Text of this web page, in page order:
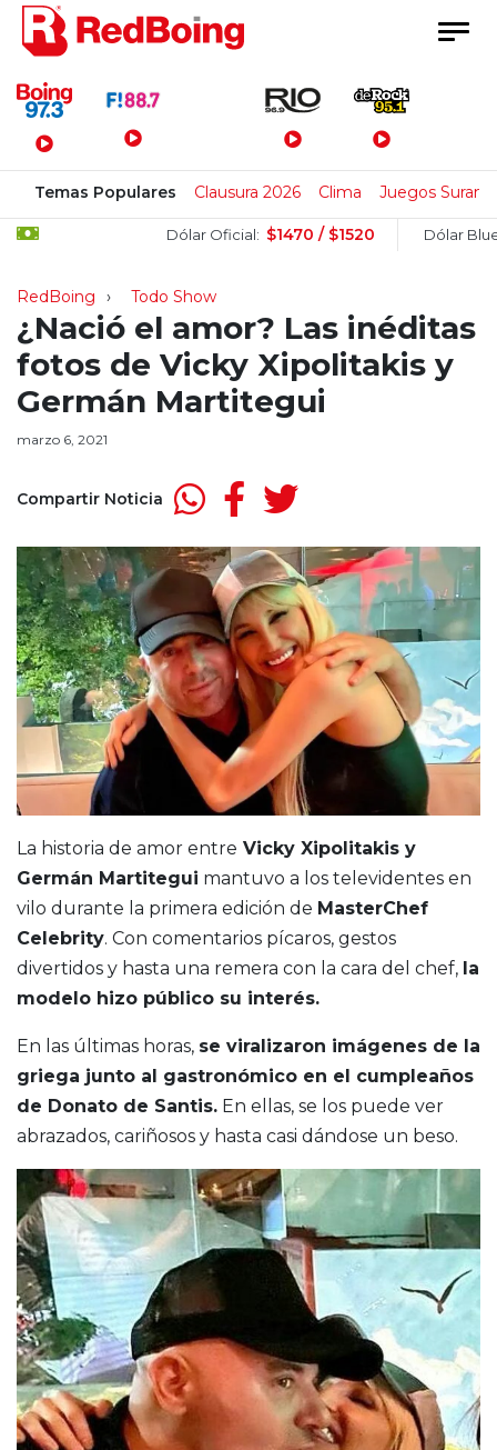
Menú Principal
Temas Populares Clausura 2026 Clima Juegos
Dólar Oficial: $1470 / $1520 Dólar Blue:
RedBoing Todo Show
¿Nació el amor? Las inéditas
fotos de Vicky Xipolitakis y
Germán Martitegui
marzo 6, 2021
Compartir Noticia
La historia de amor entre Vicky Xipolitakis y
Germán Martitegui mantuvo a los televidentes en
vilo durante la primera edición de MasterChef
Celebrity. Con comentarios pícaros, gestos
divertidos y hasta una remera con la cara del chef, la
modelo hizo público su interés.
En las últimas horas, se viralizaron imágenes de la
griega junto al gastronómico en el cumpleaños
de Donato de Santis. En ellas, se los puede ver
abrazados, cariñosos y hasta casi dándose un beso.